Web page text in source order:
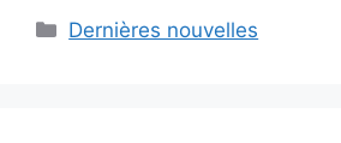
Categories
Dernières nouvelles